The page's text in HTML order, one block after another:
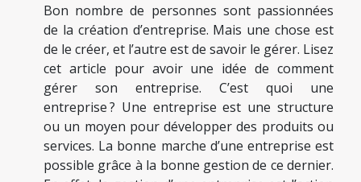
Bon nombre de personnes sont passionnées
de la création d’entreprise. Mais une chose est
de le créer, et l’autre est de savoir le gérer. Lisez
cet article pour avoir une idée de comment
gérer son entreprise. C’est quoi une
entreprise ? Une entreprise est une structure
ou un moyen pour développer des produits ou
services. La bonne marche d’une entreprise est
possible grâce à la bonne gestion de ce dernier.